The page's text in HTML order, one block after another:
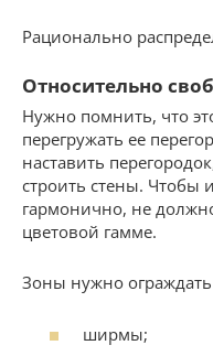
Рационально
Относительно
Нужно помнить, что
перегружать ее
наставить
строить стены. Чтобы
гармонично, не
цветовой гамме.
Зоны нужно
ширмы;